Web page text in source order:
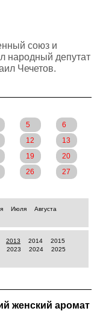
союз и
народный депутат
Чечетов.
5
6
12
13
19
20
26
27
Июля
Августа
2013 2014
2015
2023 2024
2025
женский аромат